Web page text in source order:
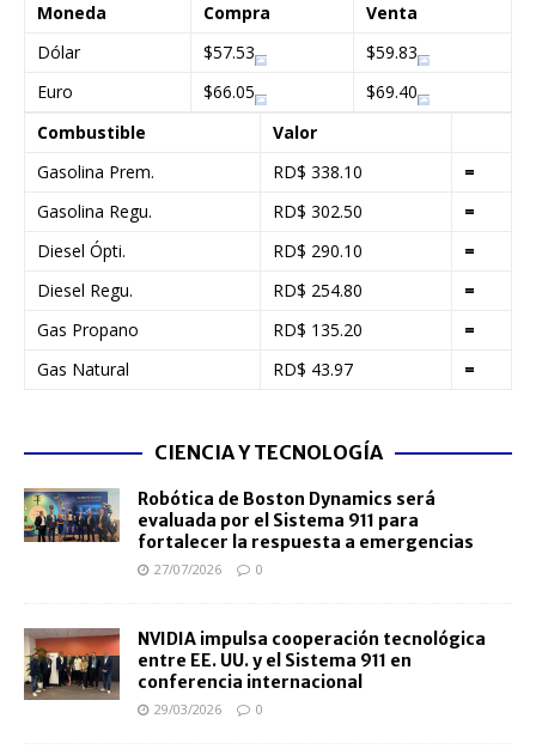
Moneda Compra
Venta
Dólar
$57.53
$59.83
Euro
$66.05
$69.40
Combustible
Valor
Gasolina Prem.
RD$ 338.10
=
Gasolina Regu.
RD$ 302.50
=
Diesel Ópti.
RD$ 290.10
=
Diesel Regu.
RD$ 254.80
=
Gas Propano
RD$ 135.20
=
Gas Natural
RD$ 43.97 =
CIENCIA Y TECNOLOGÍA
Robótica de Boston Dynamics será
evaluada por el Sistema 911 para
fortalecer la respuesta a emergencias
27/07/2026 0
NVIDIA impulsa cooperación tecnológica
entre EE. UU. y el Sistema 911 en
conferencia internacional
29/03/2026 0